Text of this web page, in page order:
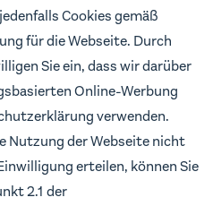
Cookies gemäß
für die Webseite. Durch
Sie ein, dass wir darüber
Online-Werbung
verwenden.
Nutzung der Webseite nicht
erteilen, können Sie
2.1 der
US
in Verbindung bleiben.